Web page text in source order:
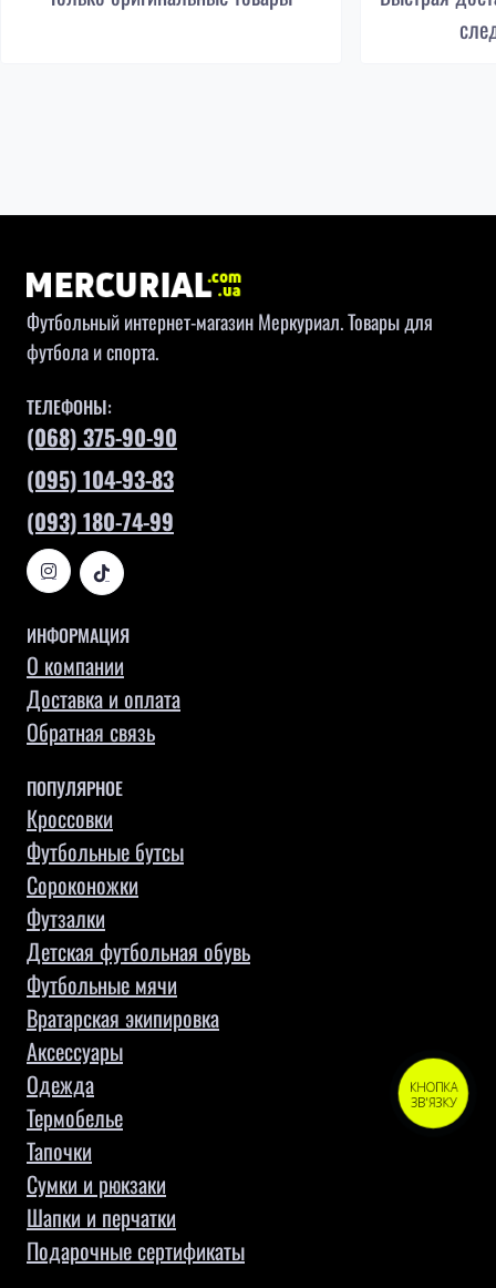
Футбольный интернет-магазин Меркуриал. Товары для
футбола и спорта.
ТЕЛЕФОНЫ:
(068) 375-90-90
(095) 104-93-83
(093) 180-74-99
ИНФОРМАЦИЯ
О компании
Доставка и оплата
Обратная связь
ПОПУЛЯРНОЕ
Кроссовки
Футбольные бутсы
Сороконожки
Футзалки
Детская футбольная обувь
Футбольные мячи
Вратарская экипировка
Аксессуары
Одежда
Термобелье
Тапочки
Сумки и рюкзаки
Шапки и перчатки
Подарочные сертификаты
КНОПКА
ЗВ'ЯЗКУ